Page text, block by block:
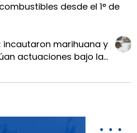
desde el 1° de
incautaron marihuana y
actuaciones bajo la...